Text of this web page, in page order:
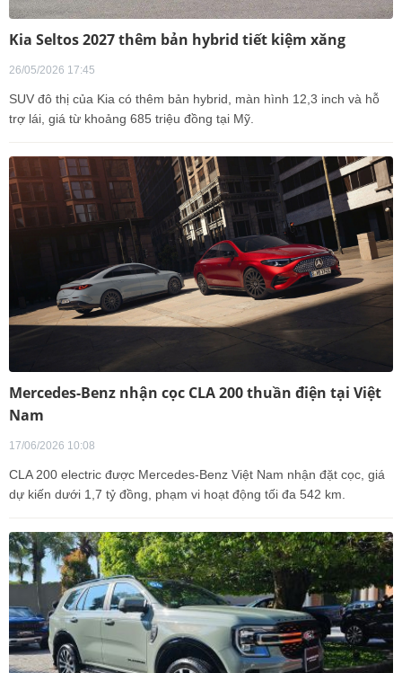
Kia Seltos 2027 thêm bản hybrid tiết kiệm xăng
26/05/2026 17:45
SUV đô thị của Kia có thêm bản hybrid, màn hình 12,3 inch và hỗ
trợ lái, giá từ khoảng 685 triệu đồng tại Mỹ.
Mercedes-Benz nhận cọc CLA 200 thuần điện tại Việt
Nam
17/06/2026 10:08
CLA 200 electric được Mercedes-Benz Việt Nam nhận đặt cọc, giá
dự kiến dưới 1,7 tỷ đồng, phạm vi hoạt động tối đa 542 km.